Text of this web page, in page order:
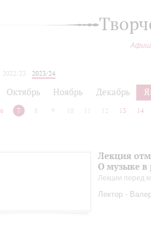
2022/23
2023/24
Октябрь Ноябрь Декабрь
6 7 8 9 10 12 13 14
Лекция
О музыке в
Лекции перед
Лектор -